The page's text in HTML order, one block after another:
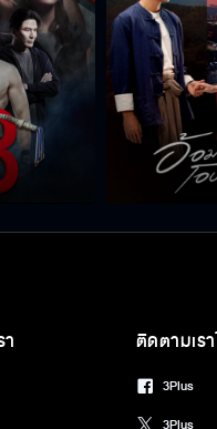
ติดตามเร
3Plus